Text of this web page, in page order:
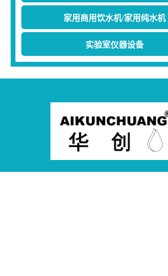
家用商用饮水机/家用纯水机
实验室仪器设备